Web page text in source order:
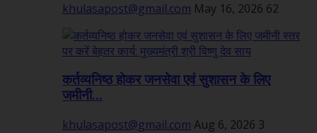
khulasapost@gmail.com May 16, 2026 62
कर्तव्यनिष्ठ होकर जनसेवा एवं सुशासन के लिए
जमीनी...
khulasapost@gmail.com Aug 6, 2026 3